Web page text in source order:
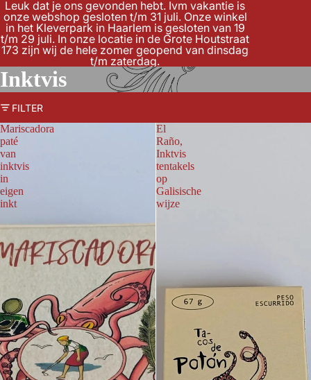
Leuk dat je ons gevonden hebt. Ivm vakantie is
onze webshop gesloten t/m 31 juli. Onze winkel
in het Kleverpark in Haarlem is gesloten van 19
t/m 29 juli. In onze locatie in de Grote Houtstraat
173 zijn wij de hele zomer geopend van dinsdag
t/m zaterdag.
Inktvis
FILTER
Mariscadora
paté
van
inktvis
in
eigen
inkt
El
Raño,
Inktvis
tentakels
op
Galisische
wijze